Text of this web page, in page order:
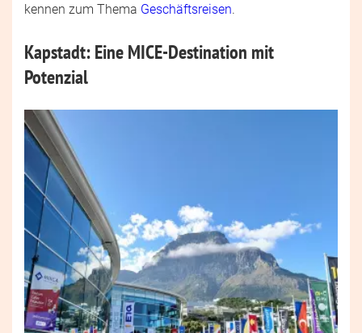
kennen zum Thema Geschäftsreisen.
Kapstadt: Eine MICE-Destination mit
Potenzial